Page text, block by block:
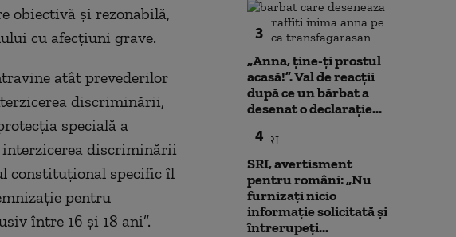
obiectivă şi rezonabilă,
cu afecţiuni grave.
atât prevederilor
discriminării,
specială a
interzicerea discriminării
constituţional specific îl
pentru
între 16 şi 18 ani”.
3
„Anna, ţine-ţi prostul
acasă!”. Val de reacții
după ce un bărbat a
desenat o declarație...
4
SRI, avertisment
pentru români: „Nu
furnizați nicio
informație solicitată și
întrerupeți...